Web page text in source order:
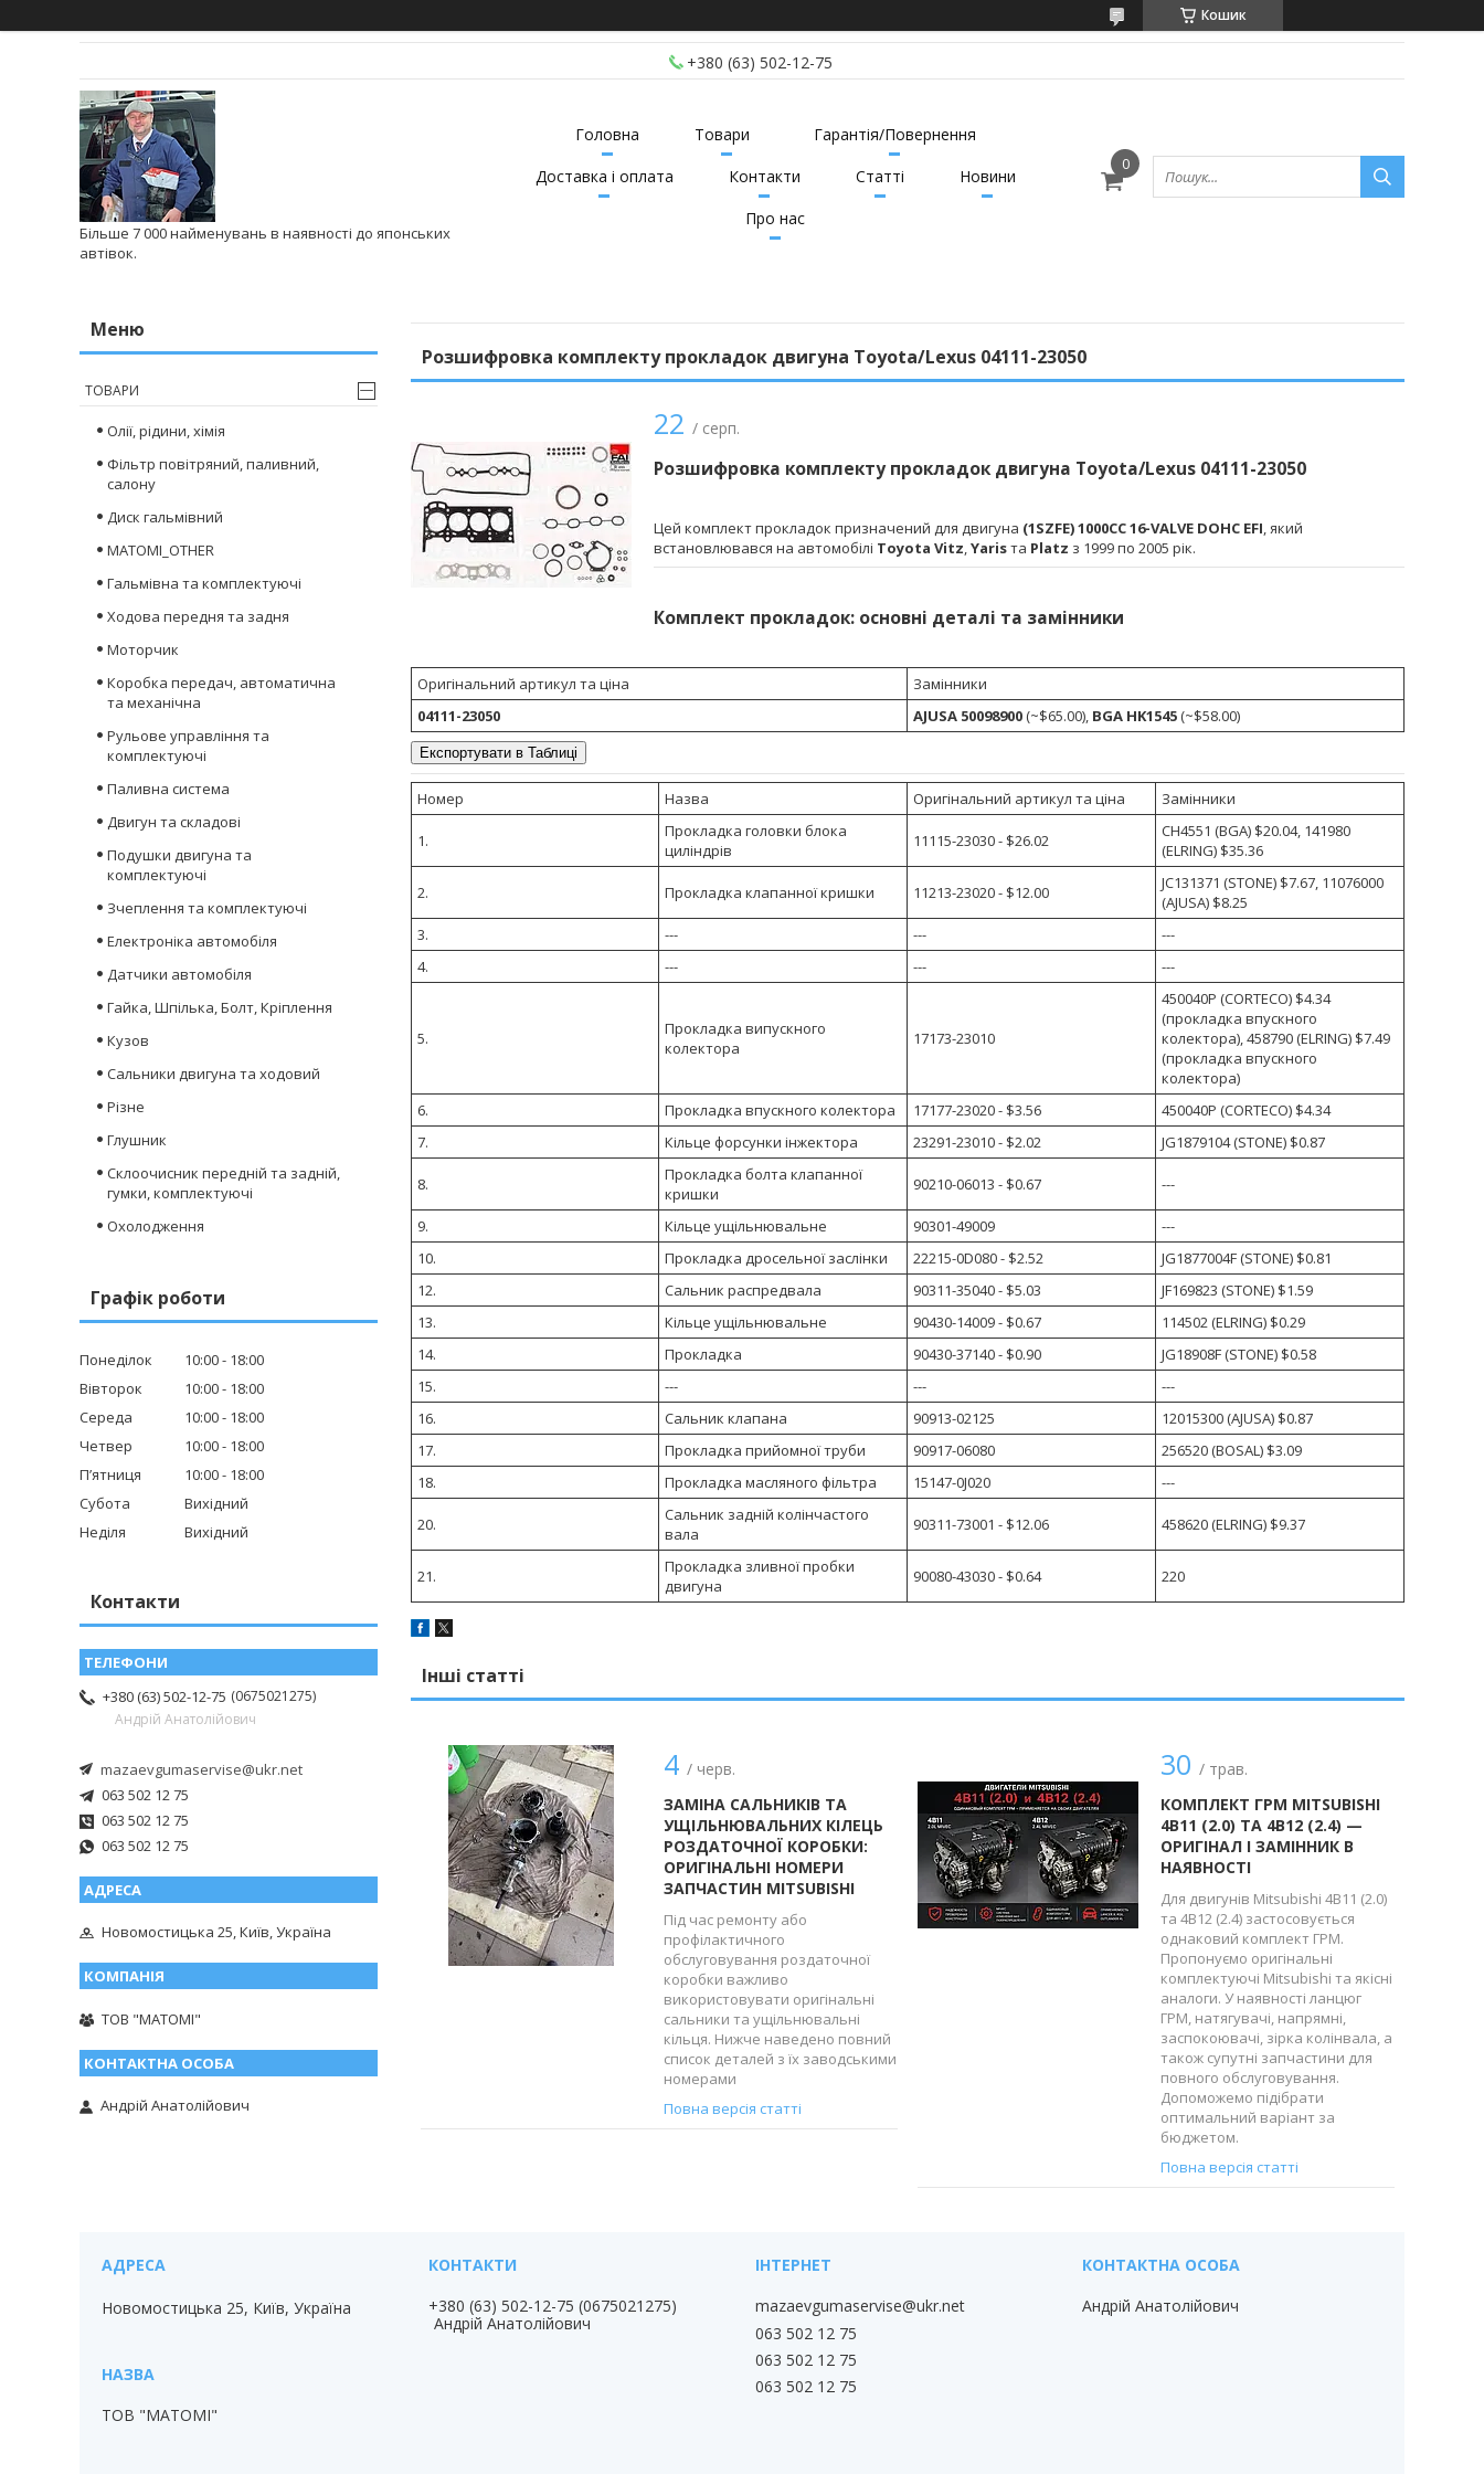
Кошик
+380 (63) 502-12-75
Більше 7 000 найменувань в наявності до японських
автівок.
Головна Товари
Гарантія/Повернення
Доставка і оплата
Контакти Статті
Новини
Про нас
Розшифровка комплекту прокладок двигуна Toyota/Lexus 04111-23050
22 / серп.
Розшифровка комплекту прокладок двигуна Toyota/Lexus 04111-23050
Цей комплект прокладок призначений для двигуна (1SZFE) 1000CC 16-VALVE DOHC EFI, який
встановлювався на автомобілі Toyota Vitz,Yarisта Platz з 1999 по 2005 рік.
Комплект прокладок: основні деталі та замінники
Оригінальний артикул та ціна
Замінники
04111-23050
AJUSA 50098900 (~$65.00), BGA HK1545 (~$58.00)
Експортувати в Таблиці
Номер Назва Оригінальний артикул та ціна Замінники
1.
Прокладка головки блока
циліндрів
11115-23030 - $26.02
CH4551 (BGA) $20.04, 141980
(ELRING) $35.36
2. Прокладка клапанної кришки 11213-23020 - $12.00
JC131371 (STONE) $7.67, 11076000
(AJUSA) $8.25
3.
--- ---
---
4.
--- --- ---
5.
Прокладка випускного
колектора
17173-23010
450040P (CORTECO) $4.34
(прокладка впускного
колектора), 458790 (ELRING) $7.49
(прокладка впускного
колектора)
6.
Прокладка впускного колектора 17177-23020 - $3.56
450040P (CORTECO) $4.34
7.
Кільце форсунки інжектора 23291-23010 - $2.02 JG1879104 (STONE) $0.87
8.
Прокладка болта клапанної
кришки
90210-06013 - $0.67 ---
9. Кільце ущільнювальне 90301-49009
---
10.
Прокладка дросельної заслінки 22215-0D080 - $2.52
JG1877004F (STONE) $0.81
12.
Сальник распредвала 90311-35040 - $5.03
JF169823 (STONE) $1.59
13.
Кільце ущільнювальне 90430-14009 - $0.67
114502 (ELRING) $0.29
14.
Прокладка 90430-37140 - $0.90
JG18908F (STONE) $0.58
15.
--- ---
---
16.
Сальник клапана 90913-02125
12015300 (AJUSA) $0.87
17.
Прокладка прийомної труби 90917-06080
256520 (BOSAL) $3.09
18.
Прокладка масляного фільтра 15147-0J020 ---
20.
Сальник задній колінчастого
вала
90311-73001 - $12.06 458620 (ELRING) $9.37
21.
Прокладка зливної пробки
двигуна
90080-43030 - $0.64 220
Інші статті
4/ черв.
ЗАМІНА САЛЬНИКІВ ТА
УЩІЛЬНЮВАЛЬНИХ КІЛЕЦЬ
РОЗДАТОЧНОЇ КОРОБКИ:
ОРИГІНАЛЬНІ НОМЕРИ
ЗАПЧАСТИН MITSUBISHI
Під час ремонту або
профілактичного
обслуговування роздаточної
коробки важливо
використовувати оригінальні
сальники та ущільнювальні
кільця. Нижче наведено повний
список деталей з їх заводськими
номерами
Повна версія статті
30/ трав.
КОМПЛЕКТ ГРМ MITSUBISHI
4B11 (2.0) ТА 4B12 (2.4) —
ОРИГІНАЛ І ЗАМІННИК В
НАЯВНОСТІ
Для двигунів Mitsubishi 4B11 (2.0)
та 4B12 (2.4) застосовується
однаковий комплект ГРМ.
Пропонуємо оригінальні
комплектуючі Mitsubishi та якісні
аналоги. У наявності ланцюг
ГРМ, натягувачі, напрямні,
заспокоювачі, зірка колінвала, а
також супутні запчастини для
повного обслуговування.
Допоможемо підібрати
оптимальний варіант за
бюджетом.
Повна версія статті
ТОВАРИ
Олії, рідини, хімія
Фільтр повітряний, паливний,
салону
Диск гальмівний
MATOMI_OTHER
Гальмівна та комплектуючі
Ходова передня та задня
Моторчик
Коробка передач, автоматична
та механічна
Рульове управління та
комплектуючі
Паливна система
Двигун та складові
Подушки двигуна та
комплектуючі
Зчеплення та комплектуючі
Електроніка автомобіля
Датчики автомобіля
Гайка, Шпілька, Болт, Кріплення
Кузов
Сальники двигуна та ходовий
Різне
Глушник
Склоочисник передній та задній,
гумки, комплектуючі
Охолодження
Графік роботи
Понеділок 10:00
18:00
Вівторок
10:00
18:00
Середа
10:00
18:00
Четвер
10:00
18:00
Пʼятниця
10:00
18:00
Субота
Вихідний
Неділя
Вихідний
Контакти
+380 (63) 502-12-75 0675021275
Андрій Анатолійович
mazaevgumaservise@ukr.net
063 502 12 75
063 502 12 75
063 502 12 75
Новомостицька 25, Київ, Україна
ТОВ "МАТОМІ"
Андрій Анатолійович
Новомостицька 25, Київ, Україна
ТОВ "МАТОМІ"
+380 (63) 502-12-75 0675021275
Андрій Анатолійович
mazaevgumaservise@ukr.net
063 502 12 75
063 502 12 75
063 502 12 75
Андрій Анатолійович